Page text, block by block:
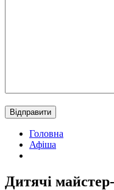
Головна
Афіша
Дитячі